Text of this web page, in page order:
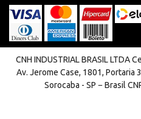
CNH INDUSTRIAL BRASIL LTDA
Av. Jerome Case, 1801, Portaria
Sorocaba - SP − Brasil